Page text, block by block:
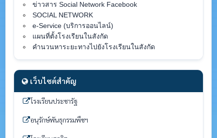
ข่าวสาร Social Network Facebook
SOCIAL NETWORK
e-Service (บริการออนไลน์)
แผนที่ตั้งโรงเรียนในสังกัด
คำนวนหาระยะทางไปยังโรงเรียนในสังกัด
เว็บไซต์สำคัญ
โรงเรียนประชารัฐ
อนุรักษ์พันธุกรรมพืชฯ